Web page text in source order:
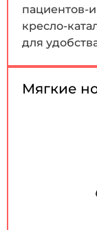
пациентов-
кресло-
для
Мягкие